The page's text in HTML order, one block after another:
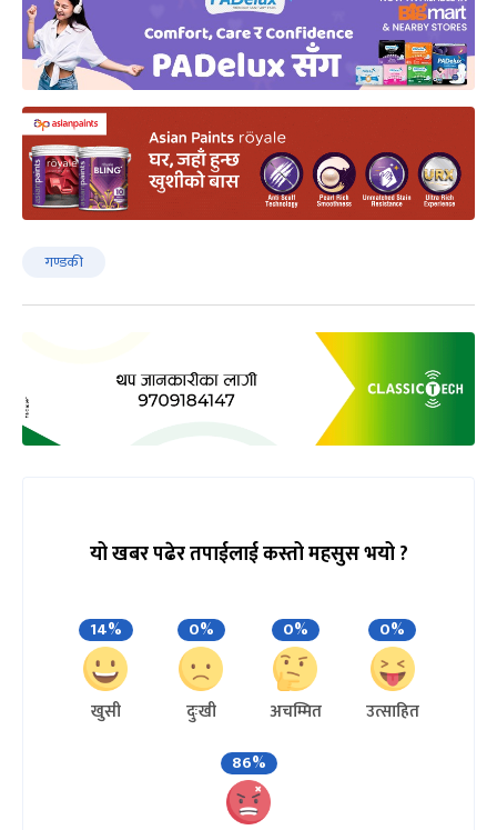
गण्डकी
यो खबर पढेर तपाईलाई कस्तो महसुस भयो ?
14%
खुसी
0%
दुःखी
0%
अचम्मित
0%
उत्साहित
86%